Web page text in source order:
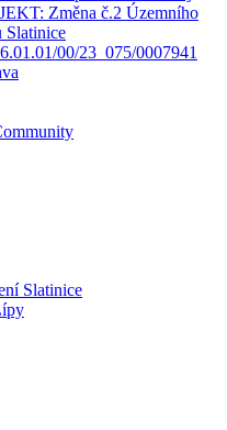
Změna č.2 Územního
Slatinice
00/23_075/0007941
Slatinice